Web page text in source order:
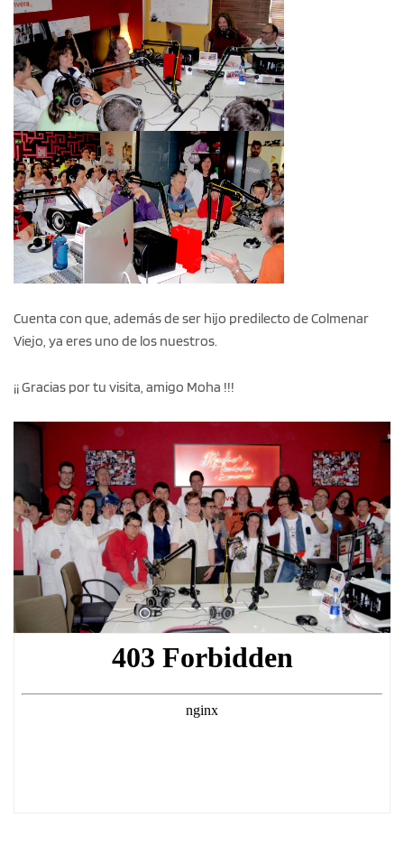
Cuenta con que, además de ser hijo predilecto de Colmenar
Viejo, ya eres uno de los nuestros.
¡¡ Gracias por tu visita, amigo Moha !!!